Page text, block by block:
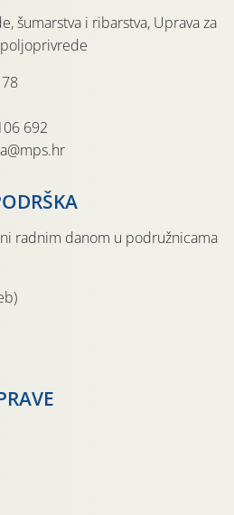
šumarstva i ribarstva, Uprava za
692
radnim danom u podružnicama